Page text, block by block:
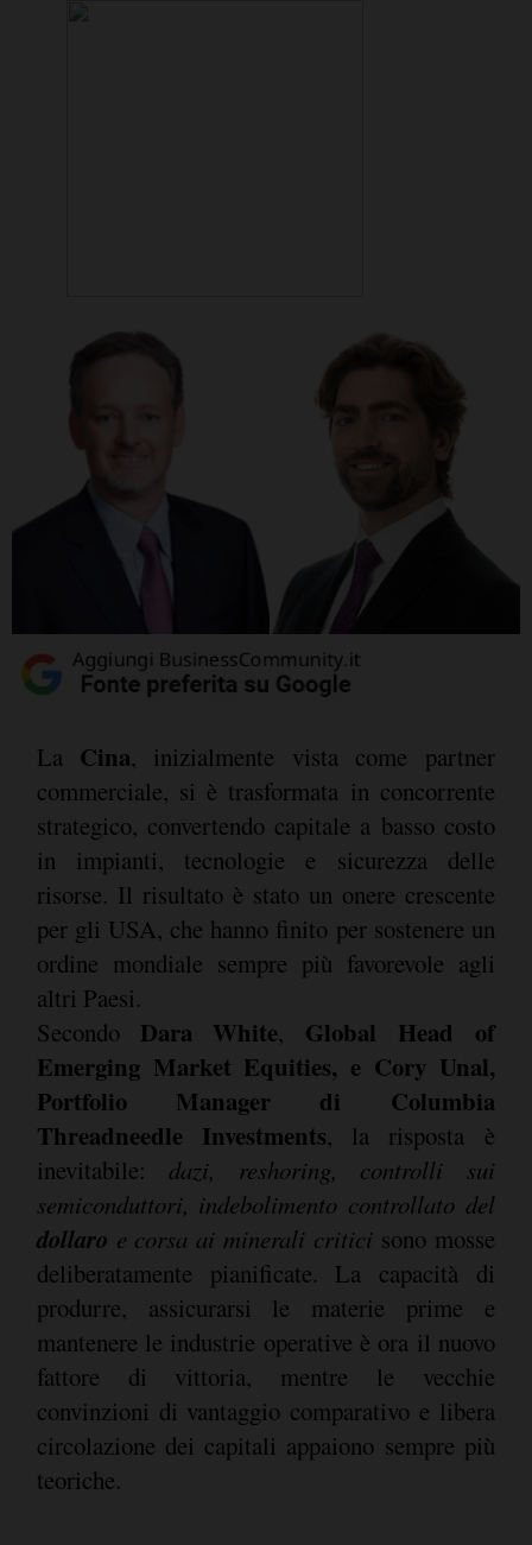
La Cina, inizialmente vista come partner
commerciale, si è trasformata in concorrente
strategico, convertendo capitale a basso costo
in impianti, tecnologie e sicurezza delle
risorse. Il risultato è stato un onere crescente
per gli USA, che hanno finito per sostenere un
ordine mondiale sempre più favorevole agli
altri Paesi.
Secondo Dara White, Global Head of
Emerging Market Equities, e Cory Unal,
Portfolio Manager di Columbia
Threadneedle Investments, la risposta è
inevitabile: dazi, reshoring, controlli sui
semiconduttori, indebolimento controllato del
dollaro e corsa ai minerali critici sono mosse
deliberatamente pianificate. La capacità di
produrre, assicurarsi le materie prime e
mantenere le industrie operative è ora il nuovo
fattore di vittoria, mentre le vecchie
convinzioni di vantaggio comparativo e libera
circolazione dei capitali appaiono sempre più
teoriche.